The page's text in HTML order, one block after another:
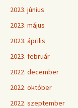
2023. június
2023. május
2023. április
2023. február
2022. december
2022. október
2022. szeptember